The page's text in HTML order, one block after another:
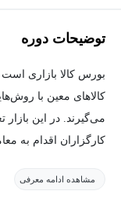
توضیحات دوره
بورس کالا بازاری
کالاهای معین با
می‌گیرند. در این بازار
کارگزاران اقدام به
است.
مشاهده ادامه معرفی